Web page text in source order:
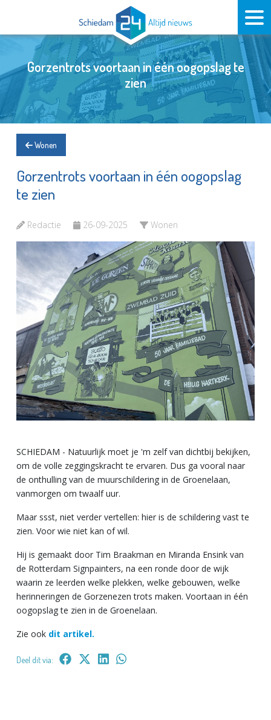
Gorzentrots voortaan in één oogopslag te
zien
Wonen
Gorzentrots voortaan in één oogopslag
te zien
Redactie 26-09-2025 Wonen
SCHIEDAM - Natuurlijk moet je 'm zelf van dichtbij bekijken,
om de volle zeggingskracht te ervaren. Dus ga vooral naar
de onthulling van de muurschildering in de Groenelaan,
vanmorgen om twaalf uur.
Maar ssst, niet verder vertellen: hier is de schildering vast te
zien. Voor wie niet kan of wil.
Hij is gemaakt door Tim Braakman en Miranda Ensink van
de Rotterdam Signpainters, na een ronde door de wijk
waarin ze leerden welke plekken, welke gebouwen, welke
herinneringen de Gorzenezen trots maken. Voortaan in één
oogopslag te zien in de Groenelaan.
Zie ook dit artikel.
Deel dit via: